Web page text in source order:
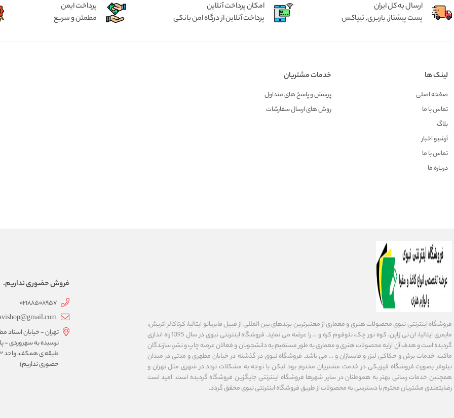
ارسال به کل ایران
پست پیشتاز, باربری, تیپاکس
امکان پرداخت آنلاین
پرداخت آنلاین از درگاه امن بانکی
پرداخت ایمن
مطمئن و سریع
لینک ها
صفحه اصلی
تماس با ما
بلاگ
آرشیو اخبار
تماس با ما
درباره ما
خدمات مشتریان
پرسش و پاسخ های متداول
روش های ارسال سفارشات
فروشگاه اینترنتی نبوی محصولات هنری و معماری از معتبرترین برندهای بین المللی از قبیل فابریانو ایتالیا، کرتاکالر اتریش،
مایمری ایتالیا، ان تی ژاپن، کوه نور چک، نئوفوم کره و ... را عرضه می نماید. فروشگاه اینترنتی نبوی در سال 1395 راه اندازی
گردیده است و هدف آن ارایه محصولات هنری و معماری به طور مستقیم به دانشجویان و فعالان عرصه چاپ و نشر، سازندگان
ماکت، خدمات برش و حکاکی لیزر و قابسازان و ... می باشد. فروشگاه نبوی در گذشته در خیابان مطهری و مدتی در میدان
نیلوفر بصورت فروشگاه فیزیکی در خدمت مشتریان محترم بود لیکن با توجه به مشکلات تردد در شهری مثل تهران و
همچنین خدمات رسانی بهتر به هموطنان در سایر شهرها فروشگاه اینترنتی جایگزین فروشگاه گردیده است. امید است
رضایتمندی مشتریان محترم با دسترسی به محصولات از طریق فروشگاه اینترنتی نبوی محقق گردد.
فروش حضوری نداریم.
02188508957
تهران - خیابان استاد
حضوری نداریم)